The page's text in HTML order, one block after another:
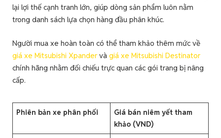
lại lợi thế cạnh tranh lớn, giúp dòng sản phẩm luôn nằm
trong danh sách lựa chọn hàng đầu phân khúc.
Người mua xe hoàn toàn có thể tham khảo thêm mức về
giá xe Mitsubishi Xpander và giá xe Mitsubishi Destinator
chính hãng nhằm đối chiếu trực quan các gói trang bị nâng
cấp.
Phiên bản xe phân phối
Giá bán niêm yết tham
khảo (VND)